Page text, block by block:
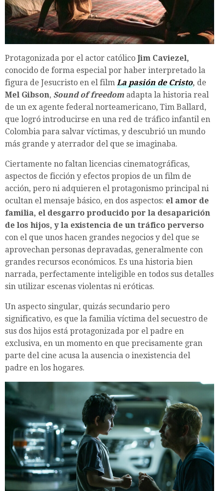
Protagonizada por el actor católico Jim Caviezel,
conocido de forma especial por haber interpretado la
figura de Jesucristo en el film La pasión de Cristo, de
Mel Gibson, Sound of freedom adapta la historia real
de un ex agente federal norteamericano, Tim Ballard,
que logró introducirse en una red de tráfico infantil en
Colombia para salvar víctimas, y descubrió un mundo
más grande y aterrador del que se imaginaba.
Ciertamente no faltan licencias cinematográficas,
aspectos de ficción y efectos propios de un film de
acción, pero ni adquieren el protagonismo principal ni
ocultan el mensaje básico, en dos aspectos: el amor de
familia, el desgarro producido por la desaparición
de los hijos, y la existencia de un tráfico perverso
con el que unos hacen grandes negocios y del que se
aprovechan personas depravadas, generalmente con
grandes recursos económicos. Es una historia bien
narrada, perfectamente inteligible en todos sus detalles
sin utilizar escenas violentas ni eróticas.
Un aspecto singular, quizás secundario pero
significativo, es que la familia víctima del secuestro de
sus dos hijos está protagonizada por el padre en
exclusiva, en un momento en que precisamente gran
parte del cine acusa la ausencia o inexistencia del
padre en los hogares.